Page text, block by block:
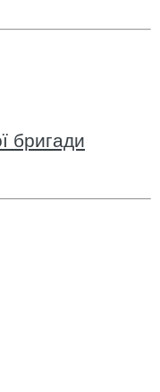
бригади